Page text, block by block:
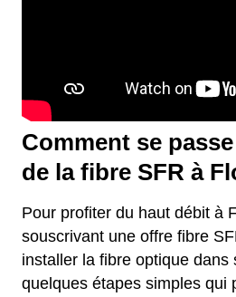
Comment se
de la fibre SFR à
Pour profiter du haut débit à
souscrivant une offre fibre
installer la fibre optique dans
quelques étapes simples qui